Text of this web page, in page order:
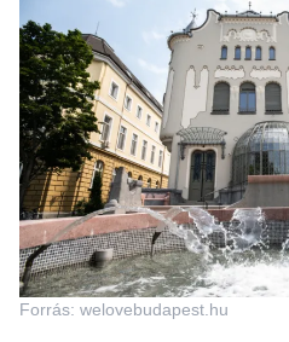
Forrás: welovebudapest.hu